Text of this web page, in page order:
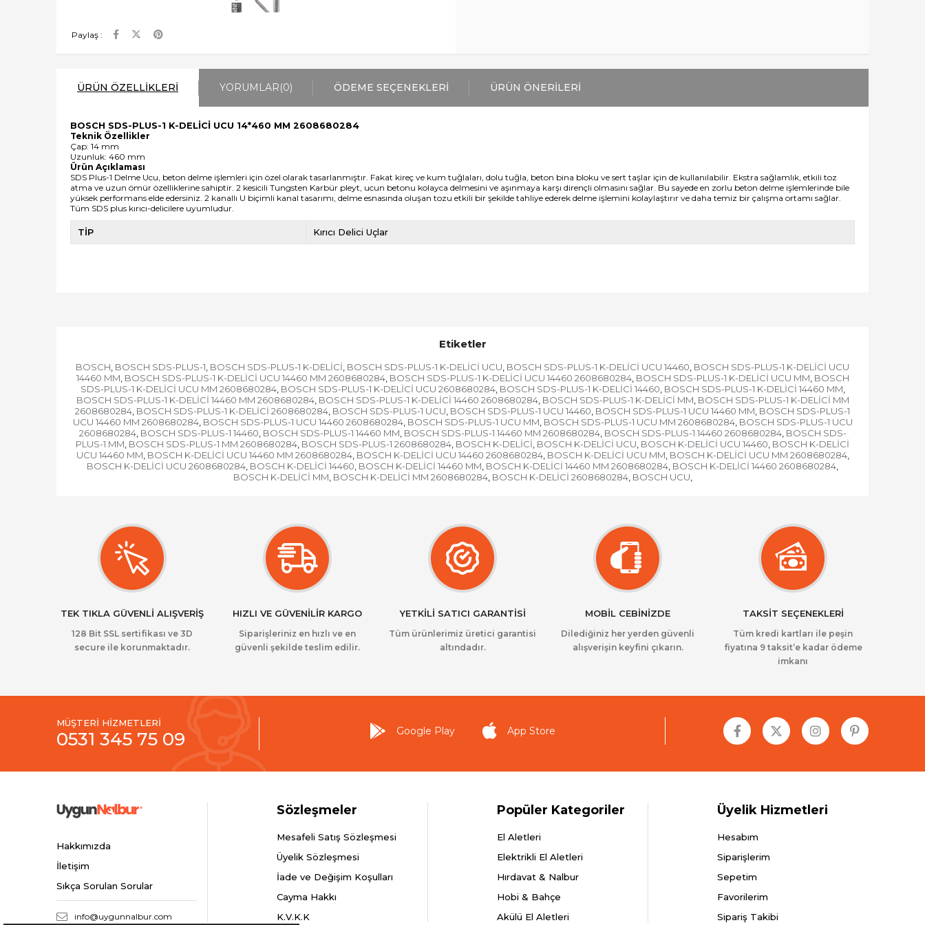
Paylaş :
ÜRÜN ÖZELLIKLERI YORUMLAR(0) ÖDEME SEÇENEKLERI ÜRÜN ÖNERILERI
BOSCH SDS-PLUS-1 K-DELİCİ UCU 14*460 MM 2608680284
Teknik Özellikler
Çap: 14 mm
Uzunluk: 460 mm
Ürün Açıklaması
SDS Plus-1 Delme Ucu, beton delme işlemleri için özel olarak tasarlanmıştır. Fakat kireç ve kum tuğlaları, dolu tuğla, beton bina bloku ve sert taşlar için de kullanılabilir. Ekstra sağlamlık, etkili toz
atma ve uzun ömür özelliklerine sahiptir. 2 kesicili Tungsten Karbür pleyt, ucun betonu kolayca delmesini ve aşınmaya karşı dirençli olmasını sağlar. Bu sayede en zorlu beton delme işlemlerinde bile
yüksek performans elde edersiniz. 2 kanallı U biçimli kanal tasarımı, delme esnasında oluşan tozu etkili bir şekilde tahliye ederek delme işlemini kolaylaştırır ve daha temiz bir çalışma ortamı sağlar.
Tüm SDS plus kırıcı-delicilere uyumludur.
TİP Kırıcı Delici Uçlar
Etiketler
BOSCH, BOSCH SDS-PLUS-1, BOSCH SDS-PLUS-1 K-DELİCİ, BOSCH SDS-PLUS-1 K-DELİCİ UCU, BOSCH SDS-PLUS-1 K-DELİCİ UCU 14460, BOSCH SDS-PLUS-1 K-DELİCİ UCU
14460 MM, BOSCH SDS-PLUS-1 K-DELİCİ UCU 14460 MM 2608680284, BOSCH SDS-PLUS-1 K-DELİCİ UCU 14460 2608680284, BOSCH SDS-PLUS-1 K-DELİCİ UCU MM, BOSCH
SDS-PLUS-1 K-DELİCİ UCU MM 2608680284, BOSCH SDS-PLUS-1 K-DELİCİ UCU 2608680284, BOSCH SDS-PLUS-1 K-DELİCİ 14460, BOSCH SDS-PLUS-1 K-DELİCİ 14460 MM,
BOSCH SDS-PLUS-1 K-DELİCİ 14460 MM 2608680284, BOSCH SDS-PLUS-1 K-DELİCİ 14460 2608680284, BOSCH SDS-PLUS-1 K-DELİCİ MM, BOSCH SDS-PLUS-1 K-DELİCİ MM
2608680284, BOSCH SDS-PLUS-1 K-DELİCİ 2608680284, BOSCH SDS-PLUS-1 UCU, BOSCH SDS-PLUS-1 UCU 14460, BOSCH SDS-PLUS-1 UCU 14460 MM, BOSCH SDS-PLUS-1
UCU 14460 MM 2608680284, BOSCH SDS-PLUS-1 UCU 14460 2608680284, BOSCH SDS-PLUS-1 UCU MM, BOSCH SDS-PLUS-1 UCU MM 2608680284, BOSCH SDS-PLUS-1 UCU
2608680284, BOSCH SDS-PLUS-1 14460, BOSCH SDS-PLUS-1 14460 MM, BOSCH SDS-PLUS-1 14460 MM 2608680284, BOSCH SDS-PLUS-1 14460 2608680284, BOSCH SDS-
PLUS-1 MM, BOSCH SDS-PLUS-1 MM 2608680284, BOSCH SDS-PLUS-1 2608680284, BOSCH K-DELİCİ, BOSCH K-DELİCİ UCU, BOSCH K-DELİCİ UCU 14460, BOSCH K-DELİCİ
UCU 14460 MM, BOSCH K-DELİCİ UCU 14460 MM 2608680284, BOSCH K-DELİCİ UCU 14460 2608680284, BOSCH K-DELİCİ UCU MM, BOSCH K-DELİCİ UCU MM 2608680284,
BOSCH K-DELİCİ UCU 2608680284, BOSCH K-DELİCİ 14460, BOSCH K-DELİCİ 14460 MM, BOSCH K-DELİCİ 14460 MM 2608680284, BOSCH K-DELİCİ 14460 2608680284,
BOSCH K-DELİCİ MM, BOSCH K-DELİCİ MM 2608680284, BOSCH K-DELİCİ 2608680284, BOSCH UCU,
TEK TIKLA GÜVENLİ ALIŞVERİŞ
128 Bit SSL sertifikası ve 3D
secure ile korunmaktadır.
HIZLI VE GÜVENİLİR KARGO
Siparişleriniz en hızlı ve en
güvenli şekilde teslim edilir.
YETKİLİ SATICI GARANTİSİ
Tüm ürünlerimiz üretici garantisi
altındadır.
MOBİL CEBİNİZDE
Dilediğiniz her yerden güvenli
alışverişin keyfini çıkarın.
TAKSİT SEÇENEKLERİ
Tüm kredi kartları ile peşin
fiyatına 9 taksit’e kadar ödeme
imkanı
MÜŞTERİ HİZMETLERİ
0531 345 75 09 Google Play App Store
Hakkımızda
İletişim
Sıkça Sorulan Sorular
info@uygunnalbur.com
Sözleşmeler
Mesafeli Satış Sözleşmesi
Üyelik Sözleşmesi
İade ve Değişim Koşulları
Cayma Hakkı
K.V.K.K
Popüler Kategoriler
El Aletleri
Elektrikli El Aletleri
Hırdavat & Nalbur
Hobi & Bahçe
Akülü El Aletleri
Üyelik Hizmetleri
Hesabım
Siparişlerim
Sepetim
Favorilerim
Sipariş Takibi